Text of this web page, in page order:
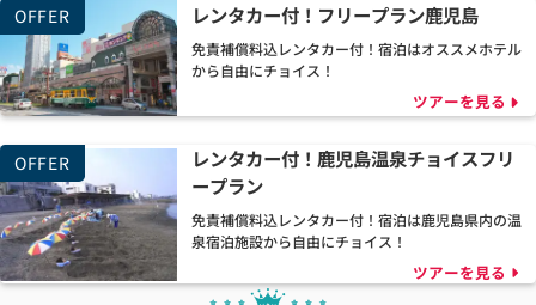
レンタカー付！フリープラン鹿児島
免責補償料込レンタカー付！宿泊はオススメホテル
から自由にチョイス！
ツアーを見る
レンタカー付！鹿児島温泉チョイスフリ
ープラン
免責補償料込レンタカー付！宿泊は鹿児島県内の温
泉宿泊施設から自由にチョイス！
ツアーを見る